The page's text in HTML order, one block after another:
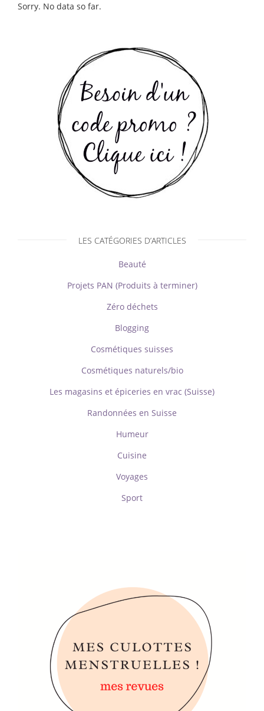
Sorry. No data so far.
LES CATÉGORIES D’ARTICLES
Beauté
Projets PAN (Produits à terminer)
Zéro déchets
Blogging
Cosmétiques suisses
Cosmétiques naturels/bio
Les magasins et épiceries en vrac (Suisse)
Randonnées en Suisse
Humeur
Cuisine
Voyages
Sport